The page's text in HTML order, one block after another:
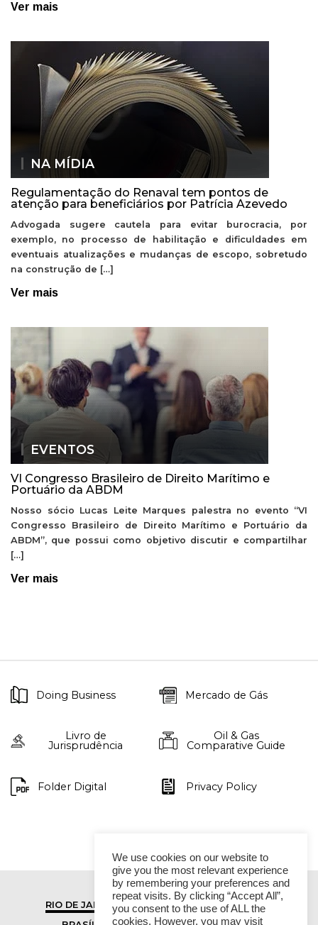
Ver mais
NA MÍDIA
Regulamentação do Renaval tem pontos de
atenção para beneficiários por Patrícia Azevedo
Advogada sugere cautela para evitar burocracia, por
exemplo, no processo de habilitação e dificuldades em
eventuais atualizações e mudanças de escopo, sobretudo
na construção de […]
Ver mais
EVENTOS
VI Congresso Brasileiro de Direito Marítimo e
Portuário da ABDM
Nosso sócio Lucas Leite Marques palestra no evento “VI
Congresso Brasileiro de Direito Marítimo e Portuário da
ABDM”, que possui como objetivo discutir e compartilhar
[…]
Ver mais
Doing Business Mercado de Gás
Livro de
Jurisprudência
Oil & Gas
Comparative Guide
Folder Digital Privacy Policy
RIO DE JANEIRO
SÃO PAULO
We use cookies on our website to
give you the most relevant experience
by remembering your preferences and
repeat visits. By clicking “Accept All”,
you consent to the use of ALL the
cookies. However, you may visit